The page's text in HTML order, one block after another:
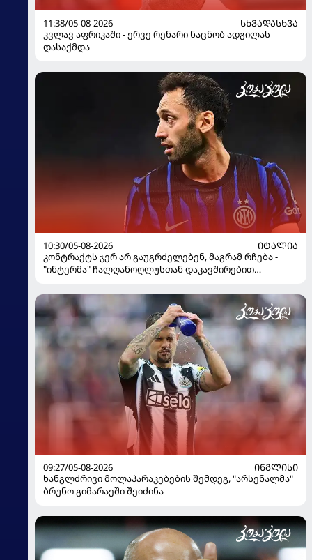
11:38/05-08-2026
ᲡᲮᲕᲐᲓᲐᲡᲮᲕᲐ
კვლავ აფრიკაში - ერვე რენარი ნაცნობ ადგილას
დასაქმდა
10:30/05-08-2026
ᲘᲢᲐᲚᲘᲐ
კონტრაქტს ჯერ არ გაუგრძელებენ, მაგრამ რჩება -
"ინტერმა" ჩალღანოღლუსთან დაკავშირებით
09:27/05-08-2026
ᲘᲜᲒᲚᲘᲡᲘ
ხანგლძრივი მოლაპარაკებების შემდეგ, "არსენალმა"
ბრუნო გიმარაეში შეიძინა